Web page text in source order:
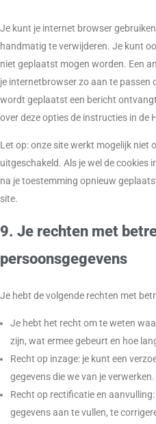
Je kunt je internet browser
handmatig te verwijderen. Je kunt
niet geplaatst mogen worden. Een
je internetbrowser zo aan te passen
wordt geplaatst een bericht
over deze opties de instructies in de
Let op: onze site werkt mogelijk niet
uitgeschakeld. Als je wel de cookies
na je toestemming opnieuw
site.
9. Je rechten met
persoonsgegevens
Je hebt de volgende rechten met
Je hebt het recht om te weten
zijn, wat ermee gebeurt en hoe
Recht op inzage: je kunt een
gegevens die we van je verwerken.
Recht op rectificatie en
gegevens aan te vullen, te